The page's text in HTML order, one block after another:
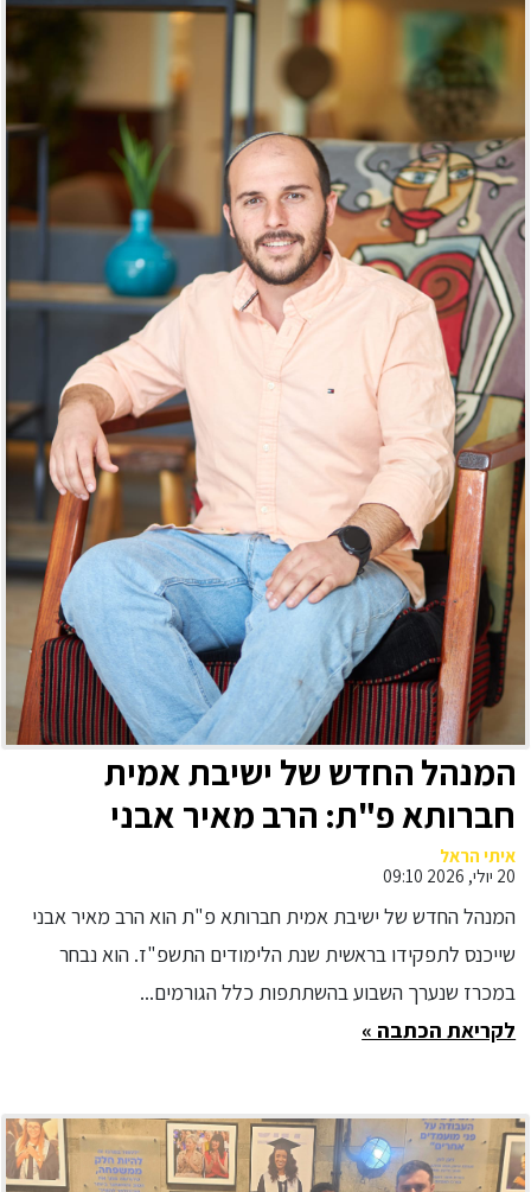
המנהל החדש של ישיבת אמית
חברותא פ"ת: הרב מאיר אבני
איתי הראל
20 יולי, 2026 09:10
המנהל החדש של ישיבת אמית חברותא פ"ת הוא הרב מאיר אבני
שייכנס לתפקידו בראשית שנת הלימודים התשפ"ז. הוא נבחר
במכרז שנערך השבוע בהשתתפות כלל הגורמים...
לקריאת הכתבה »